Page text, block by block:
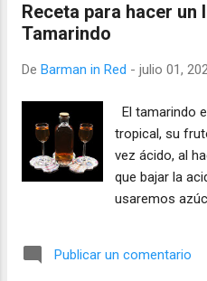
Receta para hacer
Tamarindo
De Barman in Red - julio 01,
El tamarindo
tropical, su
vez ácido, al
que bajar la
usaremos
tamarindo,
Publicar un comentario